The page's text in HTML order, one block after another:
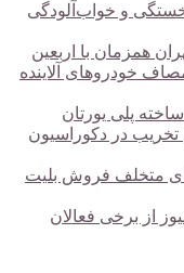
خستگی و خواب‌آلودگی
خودروهای آلاینده
پلی یورتان
در دکوراسیون
متخلف فروش بلیت
از برخی فعالان